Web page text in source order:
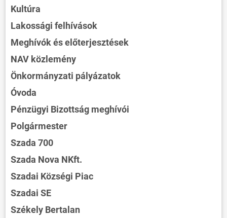
Kultúra
Lakossági felhívások
Meghívók és előterjesztések
NAV közlemény
Önkormányzati pályázatok
Óvoda
Pénzügyi Bizottság meghívói
Polgármester
Szada 700
Szada Nova NKft.
Szadai Községi Piac
Szadai SE
Székely Bertalan